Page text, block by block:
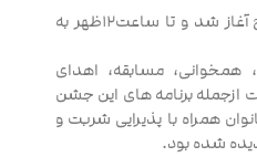
این مراسم از ساعت ۱۰ صبح آغاز شد و تا ساعت۱۲ظهر به
همخوانی، مسابقه، اهدای
ازجمله برنامه های این جشن
حدود ۱۰۰نفر از بانوان همراه با پذیرایی شربت و
شده بود.